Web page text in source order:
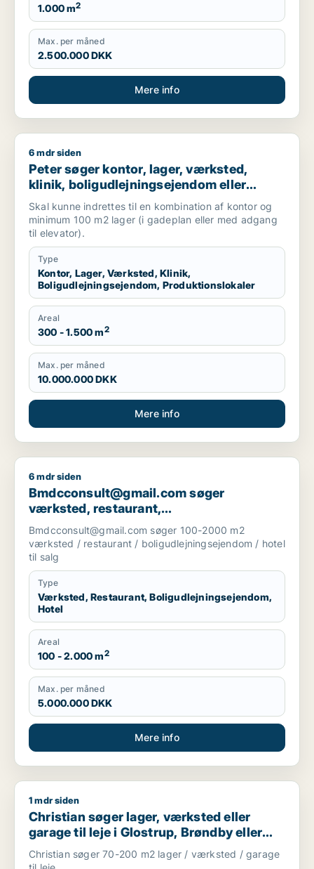
1.000 m2
Max. per måned
2.500.000 DKK
Mere info
Peter søger kontor, lager, værksted, klinik,
6 mdr siden
Peter søger kontor, lager, værksted,
klinik, boligudlejningsejendom eller
produktionslokaler til salg i
Frederiksberg, Østerbro eller Nordhavn
m.fl.
Skal kunne indrettes til en kombination af kontor og
minimum 100 m2 lager (i gadeplan eller med adgang
til elevator).
Type
Kontor, Lager, Værksted, Klinik,
Boligudlejningsejendom, Produktionslokaler
Areal
300 - 1.500 m2
Max. per måned
10.000.000 DKK
Mere info
Bmdcconsult@gmail.com søger værksted, restaurant,
6 mdr siden
Bmdcconsult@gmail.com søger
værksted, restaurant,
boligudlejningsejendom eller hotel til salg
i Storkøbenhavn
Bmdcconsult@gmail.com søger 100-2000 m2
værksted / restaurant / boligudlejningsejendom / hotel
til salg
Type
Værksted, Restaurant, Boligudlejningsejendom,
Hotel
Areal
100 - 2.000 m2
Max. per måned
5.000.000 DKK
Mere info
Christian søger lager, værksted eller garage til leje i
1 mdr siden
Christian søger lager, værksted eller
garage til leje i Glostrup, Brøndby eller
Rødovre m.fl.
Christian søger 70-200 m2 lager / værksted / garage